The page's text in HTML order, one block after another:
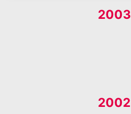
2003
2002